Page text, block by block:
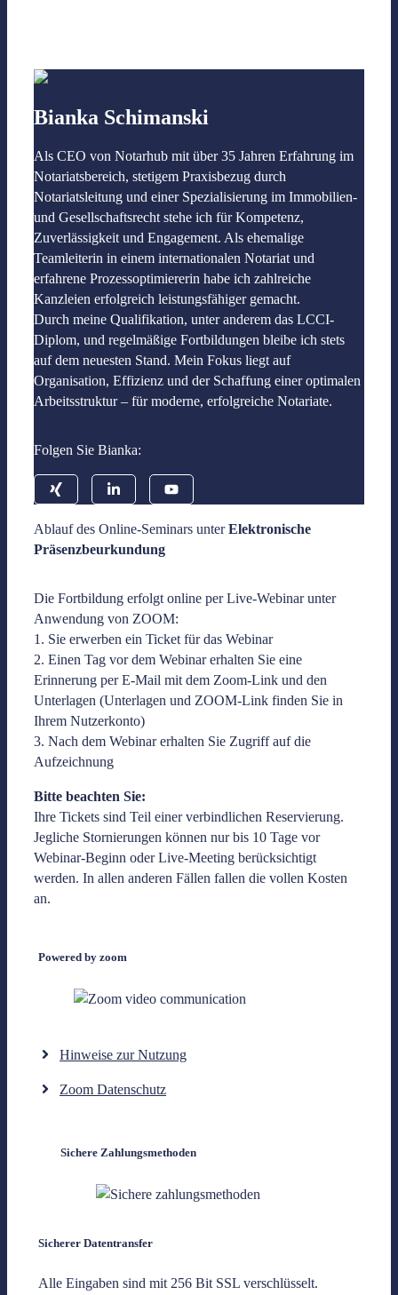
Bianka Schimanski
Als CEO von Notarhub mit über 35 Jahren Erfahrung im
Notariatsbereich, stetigem Praxisbezug durch
Notariatsleitung und einer Spezialisierung im Immobilien-
und Gesellschaftsrecht stehe ich für Kompetenz,
Zuverlässigkeit und Engagement. Als ehemalige
Teamleiterin in einem internationalen Notariat und
erfahrene Prozessoptimiererin habe ich zahlreiche
Kanzleien erfolgreich leistungsfähiger gemacht.
Durch meine Qualifikation, unter anderem das LCCI-
Diplom, und regelmäßige Fortbildungen bleibe ich stets
auf dem neuesten Stand. Mein Fokus liegt auf
Organisation, Effizienz und der Schaffung einer optimalen
Arbeitsstruktur – für moderne, erfolgreiche Notariate.
Folgen Sie Bianka:
Ablauf des Online-Seminars unterElektronische
Präsenzbeurkundung
Die Fortbildung erfolgt online per Live-Webinar unter
Anwendung von ZOOM:
1. Sie erwerben ein Ticket für das Webinar
2. Einen Tag vor dem Webinar erhalten Sie eine
Erinnerung per E-Mail mit dem Zoom-Link und den
Unterlagen (Unterlagen und ZOOM-Link finden Sie in
Ihrem Nutzerkonto)
3. Nach dem Webinar erhalten Sie Zugriff auf die
Aufzeichnung
Bitte beachten Sie:
Ihre Tickets sind Teil einer verbindlichen Reservierung.
Jegliche Stornierungen können nur bis 10 Tage vor
Webinar-Beginn oder Live-Meeting berücksichtigt
werden. In allen anderen Fällen fallen die vollen Kosten
an.
Powered by zoom
Hinweise zur Nutzung
Zoom Datenschutz
Sichere Zahlungsmethoden
Sicherer Datentransfer
Alle Eingaben sind mit 256 Bit SSL verschlüsselt.